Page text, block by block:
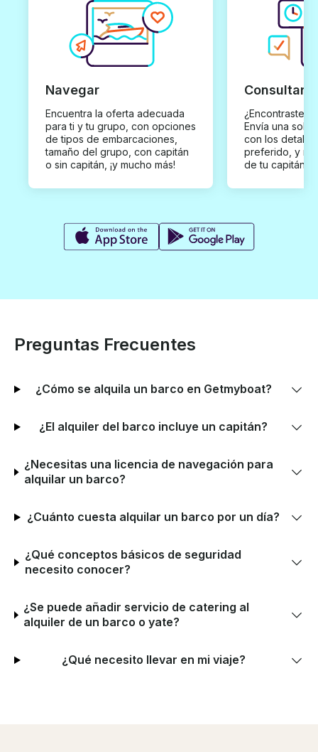
Navegar
Encuentra la oferta adecuada
para ti y tu grupo, con opciones
de tipos de embarcaciones,
tamaño del grupo, con capitán
o sin capitán, ¡y mucho más!
Consultar
¿Encontraste
Envía una
con los
preferido, y
de tu capitán
Preguntas Frecuentes
¿Cómo se alquila un barco en Getmyboat?
¿El alquiler del barco incluye un capitán?
¿Necesitas una licencia de navegación para
alquilar un barco?
¿Cuánto cuesta alquilar un barco por un día?
¿Qué conceptos básicos de seguridad
necesito conocer?
¿Se puede añadir servicio de catering al
alquiler de un barco o yate?
¿Qué necesito llevar en mi viaje?